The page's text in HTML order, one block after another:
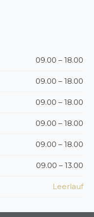
09.00 – 18.00
09.00 – 18.00
09.00 – 18.00
09.00 – 18.00
09.00 – 18.00
09.00 – 13.00
Leerlauf